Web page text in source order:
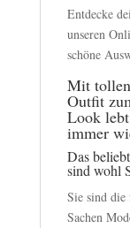
Entdecke
unseren
schöne
Mit
Outfit
Look
immer
Das
sind wohl
Sie sind die
Sachen